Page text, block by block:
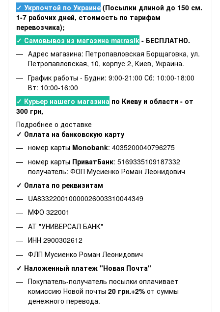
✓ Укрпочтой по Украине (Посылки длиной до 150 см.
1-7 рабочих дней, стоимость по тарифам
перевозчика);
✓ Самовывоз из магазина matrasik - БЕСПЛАТНО.
Адрес магазина: Петропавловская Борщаговка, ул.
Петропавловская, 10, корпус 2, Киев, Украина.
График работы - Будни: 9:00-21:00 Сб: 10:00-18:00
Вт: 10:00-16:00
✓ Курьер нашего магазина по Киеву и области - от
300 грн,
Подробнее о доставке
✓ Оплата на банковскую карту
номер карты Monobank: 4035200040796275
номер карты ПриватБанк: 5169335109187332
получатель: ФОП Мусиенко Роман Леонидович
✓ Оплата по реквизитам
UA833220010000026003310044349
МФО 322001
АТ "УНИВЕРСАЛ БАНК"
ИНН 2900302612
ФЛП Мусиенко Роман Леонидович
✓ Наложенный платеж "Новая Почта"
Покупатель-получатель посылки оплачивает
комиссию Новой почты 20 грн.+2% от суммы
денежного перевода.